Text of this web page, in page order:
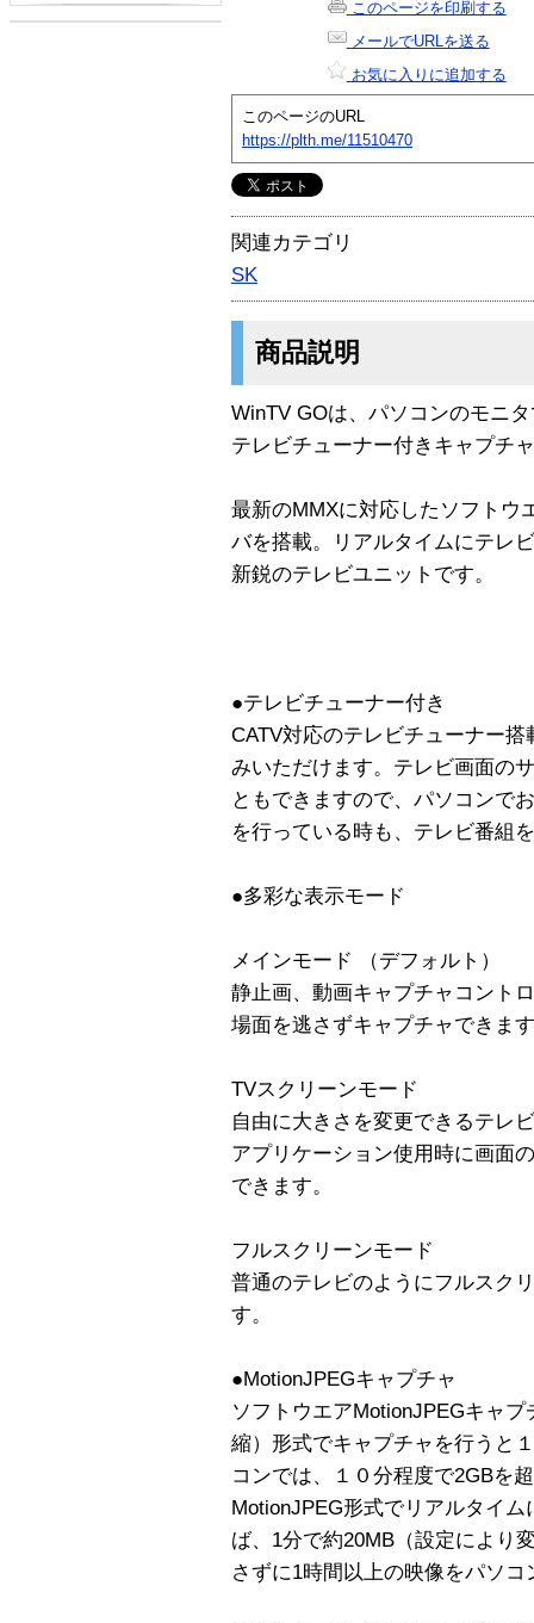
このページを印刷する
メールでURLを送る
お気に入りに追加する
このページのURL
https://plth.me/11510470
関連カテゴリ
SK
商品説明
WinTV GOは、パソコンのモニ
テレビチューナー付きキャプチ
最新のMMXに対応したソフトウ
バを搭載。リアルタイムにテレ
新鋭のテレビユニットです。
●テレビチューナー付き
CATV対応のテレビチューナー
みいただけます。テレビ画面の
ともできますので、パソコンで
を行っている時も、テレビ番組
●多彩な表示モード
メインモード （デフォルト）
静止画、動画キャプチャコント
場面を逃さずキャプチャできま
TVスクリーンモード
自由に大きさを変更できるテレ
アプリケーション使用時に画面
できます。
フルスクリーンモード
普通のテレビのようにフルスク
す。
●MotionJPEGキャプチャ
ソフトウエアMotionJPEGキャ
縮）形式でキャプチャを行うと
コンでは、１０分程度で2GBを
MotionJPEG形式でリアルタイ
ば、1分で約20MB（設定により
さずに1時間以上の映像をパソ